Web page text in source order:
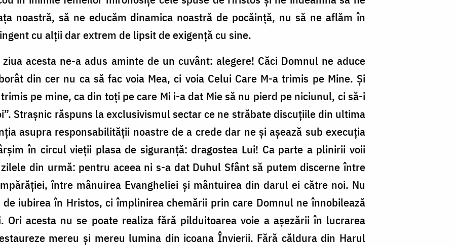
noastră, să ne educăm dinamica noastră de pocăință, nu să ne aflăm în
cu alții dar extrem de lipsit de exigență cu sine.
acesta ne-a adus aminte de un cuvânt: alegere! Căci Domnul ne aduce
din cer nu ca să fac voia Mea, ci voia Celui Care M-a trimis pe Mine. Și
pe mine, ca din toți pe care Mi i-a dat Mie să nu pierd pe niciunul, ci să-i
Strașnic răspuns la exclusivismul sectar ce ne străbate discuțiile din ultima
asupra responsabilității noastre de a crede dar ne și așează sub execuția
în circul vieții plasa de siguranță: dragostea Lui! Ca parte a plinirii voii
din urmă: pentru aceea ni s-a dat Duhul Sfânt să putem discerne între
între mânuirea Evangheliei și mântuirea din darul ei către noi. Nu
iubirea în Hristos, ci împlinirea chemării prin care Domnul ne înnobilează
Ori acesta nu se poate realiza fără pilduitoarea voie a așezării în lucrarea
mereu și mereu lumina din icoana Învierii. Fără căldura din Harul